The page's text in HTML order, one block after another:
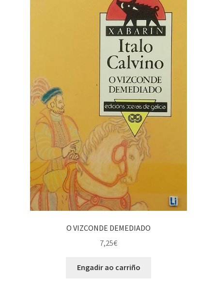
O VIZCONDE DEMEDIADO
7,25€
Engadir ao carriño